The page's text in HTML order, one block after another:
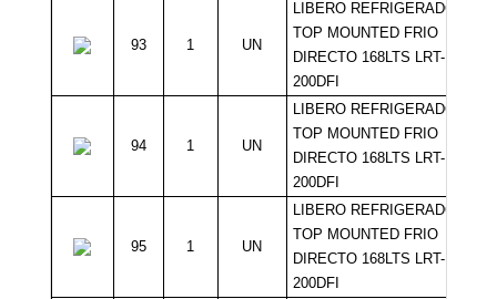
93 1 UN
LIBERO REFRIGERADOR
TOP MOUNTED FRIO
DIRECTO 168LTS LRT-
200DFI
94 1 UN
LIBERO REFRIGERADOR
TOP MOUNTED FRIO
DIRECTO 168LTS LRT-
200DFI
95 1 UN
LIBERO REFRIGERADOR
TOP MOUNTED FRIO
DIRECTO 168LTS LRT-
200DFI